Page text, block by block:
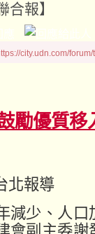
合報】
city.udn.com/
勵優質移
北報導
減少、人